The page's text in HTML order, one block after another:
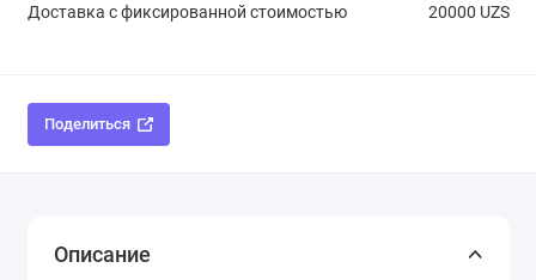
Доставка с фиксированной стоимостью
20000 UZS
Поделиться
Описание